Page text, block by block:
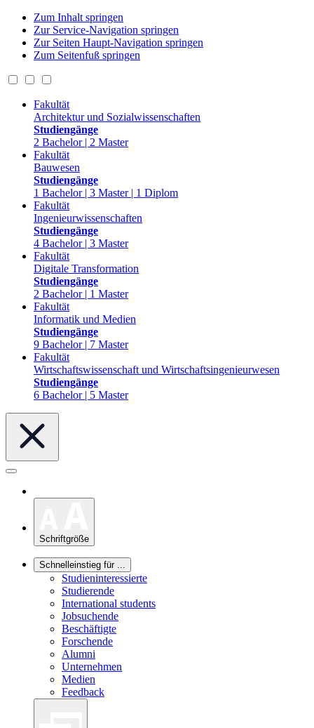
Zum Inhalt springen
Zur Service-Navigation springen
Zur Seiten Haupt-Navigation springen
Zum Seitenfuß springen
Fakultät
Architektur und Sozialwissenschaften
Studiengänge
2 Bachelor | 2 Master
Fakultät
Bauwesen
Studiengänge
1 Bachelor | 3 Master | 1 Diplom
Fakultät
Ingenieurwissenschaften
Studiengänge
4 Bachelor | 3 Master
Fakultät
Digitale Transformation
Studiengänge
2 Bachelor | 1 Master
Fakultät
Informatik und Medien
Studiengänge
9 Bachelor | 7 Master
Fakultät
Wirtschaftswissenschaft und Wirtschaftsingenieurwesen
Studiengänge
6 Bachelor | 5 Master
Schriftgröße
Schnelleinstieg für ...
Studieninteressierte
Studierende
International students
Jobsuchende
Beschäftigte
Forschende
Alumni
Unternehmen
Medien
Feedback